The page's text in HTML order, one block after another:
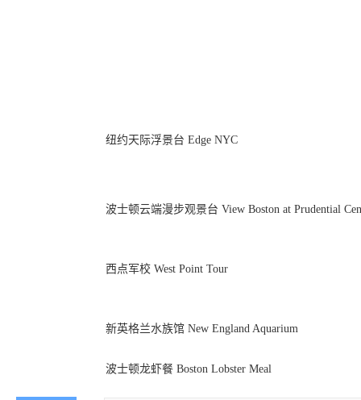
纽约天际浮景台 Edge NYC
波士顿云端漫步观景台 View Boston at Prudential
西点军校 West Point Tour
新英格兰水族馆 New England Aquarium
波士顿龙虾餐 Boston Lobster Meal